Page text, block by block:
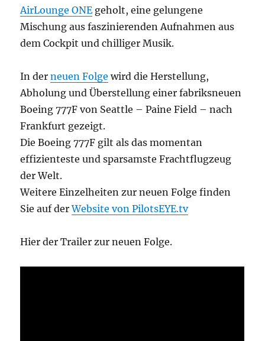
AirLounge ONE geholt, eine gelungene
Mischung aus faszinierenden Aufnahmen aus
dem Cockpit und chilliger Musik.
In derneuen Folge wird die Herstellung,
Abholung und Überstellung einer fabriksneuen
Boeing 777F von Seattle – Paine Field – nach
Frankfurt gezeigt.
Die Boeing 777F gilt als das momentan
effizienteste und sparsamste Frachtflugzeug
der Welt.
Weitere Einzelheiten zur neuen Folge finden
Sie auf derWebsite von PilotsEYE.tv
Hier der Trailer zur neuen Folge.